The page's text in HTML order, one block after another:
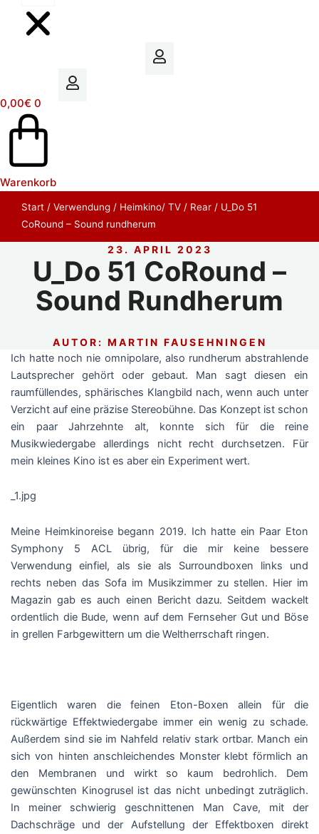
0,00€ 0
Warenkorb
Start / Verwendung / Heimkino/ TV / Rear / U_Do 51
CoRound – Sound rundherum
23. APRIL 2023
U_Do 51 CoRound –
Sound Rundherum
AUTOR: MARTIN FAUSEHNINGEN
Ich hatte noch nie omnipolare, also rundherum abstrahlende
Lautsprecher gehört oder gebaut. Man sagt diesen ein
raumfüllendes, sphärisches Klangbild nach, wenn auch unter
Verzicht auf eine präzise Stereobühne. Das Konzept ist schon
ein paar Jahrzehnte alt, konnte sich für die reine
Musikwiedergabe allerdings nicht recht durchsetzen. Für
mein kleines Kino ist es aber ein Experiment wert.
_1.jpg
Meine Heimkinoreise begann 2019. Ich hatte ein Paar Eton
Symphony 5 ACL übrig, für die mir keine bessere
Verwendung einfiel, als sie als Surroundboxen links und
rechts neben das Sofa im Musikzimmer zu stellen. Hier im
Magazin gab es auch einen Bericht dazu. Seitdem wackelt
ordentlich die Bude, wenn auf dem Fernseher Gut und Böse
in grellen Farbgewittern um die Weltherrschaft ringen.
Eigentlich waren die feinen Eton-Boxen allein für die
rückwärtige Effektwiedergabe immer ein wenig zu schade.
Außerdem sind sie im Nahfeld relativ stark ortbar. Manch ein
sich von hinten anschleichendes Monster klebt förmlich an
den Membranen und wirkt so kaum bedrohlich. Dem
gewünschten Kinogrusel ist das nicht unbedingt zuträglich.
In meiner schwierig geschnittenen Man Cave, mit der
Dachschräge und der Aufstellung der Effektboxen direkt